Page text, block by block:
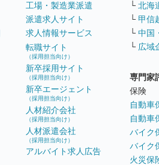
工場・製造業派遣
派遣求人サイト
求人情報サービス
転職サイト
（採用担当向け）
新卒採用サイト
（採用担当向け）
新卒エージェント
（採用担当向け）
人材紹介会社
（採用担当向け）
人材派遣会社
（採用担当向け）
アルバイト求人広告
└ 北海
└ 甲信
└ 中国
└ 広域
専門家
保険
自動車
自動車
バイク
バイク
火災保